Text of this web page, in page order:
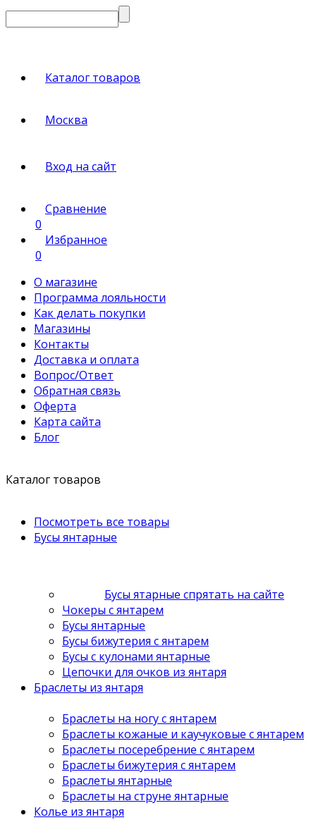
Каталог товаров
Москва
Вход на сайт
Сравнение
0
Избранное
0
О магазине
Программа лояльности
Как делать покупки
Магазины
Контакты
Доставка и оплата
Вопрос/Ответ
Обратная связь
Оферта
Карта сайта
Блог
Каталог товаров
Посмотреть все товары
Бусы янтарные
Бусы ятарные спрятать на сайте
Чокеры с янтарем
Бусы янтарные
Бусы бижутерия с янтарем
Бусы с кулонами янтарные
Цепочки для очков из янтаря
Браслеты из янтаря
Браслеты на ногу с янтарем
Браслеты кожаные и каучуковые с янтарем
Браслеты посеребрение с янтарем
Браслеты бижутерия с янтарем
Браслеты янтарные
Браслеты на струне янтарные
Колье из янтаря